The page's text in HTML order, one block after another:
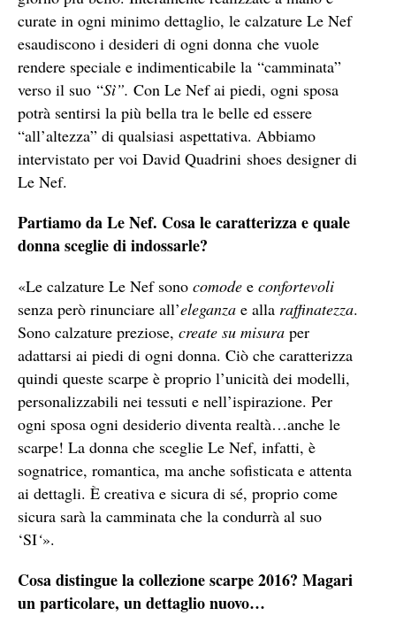
curate in ogni minimo dettaglio, le calzature Le Nef
esaudiscono i desideri di ogni donna che vuole
rendere speciale e indimenticabile la “camminata”
verso il suo “Sì”. Con Le Nef ai piedi, ogni sposa
potrà sentirsi la più bella tra le belle ed essere
“all’altezza” di qualsiasi aspettativa. Abbiamo
intervistato per voi David Quadrini shoes designer di
Le Nef.
Partiamo da Le Nef. Cosa le caratterizza e quale
donna sceglie di indossarle?
«Le calzature Le Nef sono comode e confortevoli
senza però rinunciare all’eleganza e alla raffinatezza.
Sono calzature preziose, create su misura per
adattarsi ai piedi di ogni donna. Ciò che caratterizza
quindi queste scarpe è proprio l’unicità dei modelli,
personalizzabili nei tessuti e nell’ispirazione. Per
ogni sposa ogni desiderio diventa realtà…anche le
scarpe! La donna che sceglie Le Nef, infatti, è
sognatrice, romantica, ma anche sofisticata e attenta
ai dettagli. È creativa e sicura di sé, proprio come
sicura sarà la camminata che la condurrà al suo
‘SI‘».
Cosa distingue la collezione scarpe 2016? Magari
un particolare, un dettaglio nuovo…